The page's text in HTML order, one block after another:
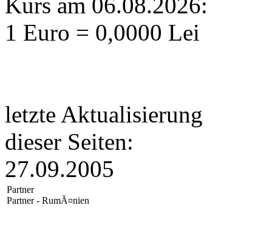
1 Euro = 0,0000 Lei
letzte Aktualisierung
dieser Seiten:
27.09.2005
Partner
Partner - RumĂ¤nien